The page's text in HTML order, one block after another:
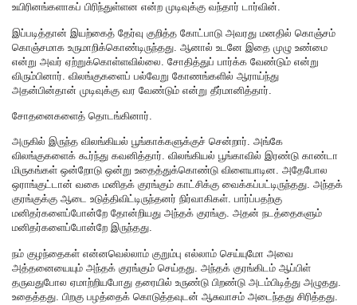
உயிரினங்களாகப் பிரிந்துள்ளன என்ற முடிவுக்கு வந்தார் டார்வின்.
இப்படித்தான் இயற்கைத் தேர்வு குறித்த கோட்பாடு அவரது மனதில் கொஞ்சம்
கொஞ்சமாக உருமாறிக்கொண்டிருந்தது. ஆனால் உடனே இதை முழு உண்மை
என்று அவர் ஏற்றுக்கொள்ளவில்லை. சோதித்துப் பார்க்க வேண்டும் என்று
விரும்பினார். விலங்குகளைப் பல்வேறு கோணங்களில் ஆராய்ந்து
அதன்பின்தான் முடிவுக்கு வர வேண்டும் என்று தீர்மானித்தார்.
சோதனைகளைத் தொடங்கினார்.
அருகில் இருந்த விலங்கியல் பூங்காக்களுக்குச் சென்றார். அங்கே
விலங்குகளைக் கூர்ந்து கவனித்தார். விலங்கியல் பூங்காவில் இரண்டு காண்டா
மிருகங்கள் ஒன்றோடு ஒன்று உதைத்துக்கொண்டு விளையாடின. அதேபோல
ஒராங்குட்டான் வகை மனிதக் குரங்கும் காட்சிக்கு வைக்கப்பட்டிருந்தது. அந்தக்
குரங்குக்கு ஆடை உடுத்திவிட்டிருந்தனர் நிர்வாகிகள். பார்ப்பதற்கு
மனிதர்களைப்போன்றே தோன்றியது அந்தக் குரங்கு. அதன் நடத்தைகளும்
மனிதர்களைப்போன்றே இருந்தது.
நம் குழந்தைகள் என்னவெல்லாம் குறும்பு எல்லாம் செய்யுமோ அவை
அத்தனையையும் அந்தக் குரங்கும் செய்தது. அந்தக் குரங்கிடம் ஆப்பிள்
தருவதுபோல ஏமாற்றியபோது தரையில் உருண்டு பிறண்டு அடம்பிடித்து அழுதது.
உதைத்தது. பிறகு பழத்தைக் கொடுத்தவுடன் ஆசுவாசம் அடைந்தது சிரித்தது.